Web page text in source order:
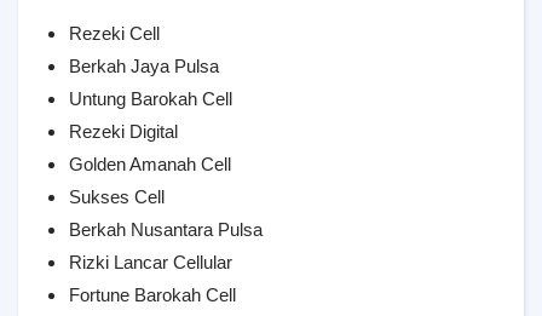
Rezeki Cell
Berkah Jaya Pulsa
Untung Barokah Cell
Rezeki Digital
Golden Amanah Cell
Sukses Cell
Berkah Nusantara Pulsa
Rizki Lancar Cellular
Fortune Barokah Cell